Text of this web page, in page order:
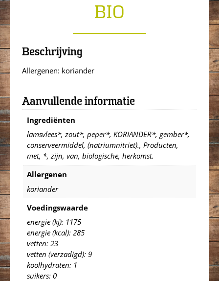
BIO
Beschrijving
Allergenen: koriander
Aanvullende informatie
Ingrediënten
lamsvlees*, zout*, peper*, KORIANDER*, gember*,
conserveermiddel, (natriumnitriet)., Producten,
met, *, zijn, van, biologische, herkomst.
Allergenen
koriander
Voedingswaarde
energie (kj): 1175
energie (kcal): 285
vetten: 23
vetten (verzadigd): 9
koolhydraten: 1
suikers: 0